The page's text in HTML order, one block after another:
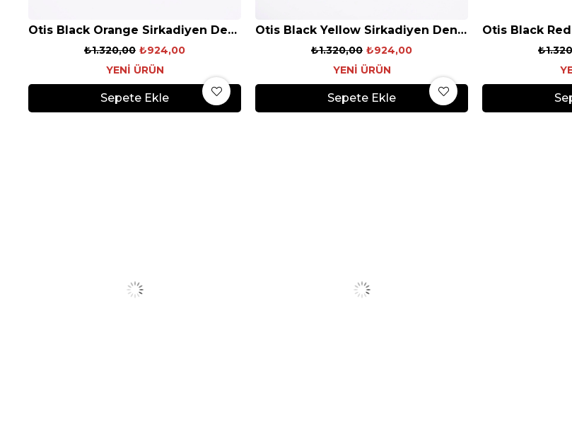
Otis Black Orange Sirkadiyen Denge Gözlüğü
₺924,00
₺1.320,00
Sepete Ekle
YENI ÜRÜN
Otis Black Yellow Sirkadiyen Denge Gözlüğü
₺924,00
₺1.320,00
Sepete Ekle
YENI ÜRÜN